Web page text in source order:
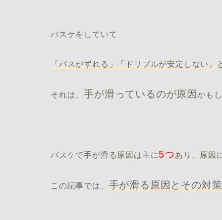
バスケをしていて
「パスがずれる」「ドリブルが安定しない」
それは、手が滑っているのが原因かも
バスケで手が滑る原因は主に5つあり、原因
この記事では、 手が滑る原因とその対